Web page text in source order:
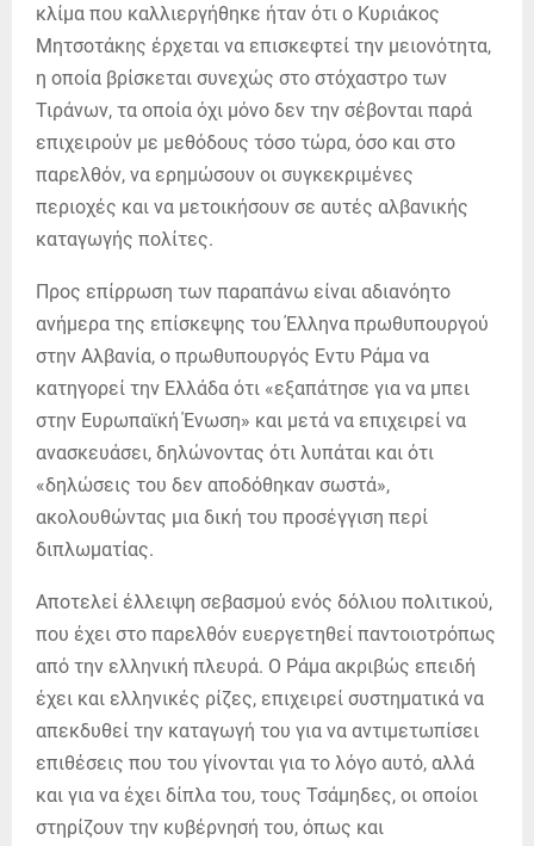
κλίμα που καλλιεργήθηκε ήταν ότι ο Κυριάκος
Μητσοτάκης έρχεται να επισκεφτεί την μειονότητα,
η οποία βρίσκεται συνεχώς στο στόχαστρο των
Τιράνων, τα οποία όχι μόνο δεν την σέβονται παρά
επιχειρούν με μεθόδους τόσο τώρα, όσο και στο
παρελθόν, να ερημώσουν οι συγκεκριμένες
περιοχές και να μετοικήσουν σε αυτές αλβανικής
καταγωγής πολίτες.
Προς επίρρωση των παραπάνω είναι αδιανόητο
ανήμερα της επίσκεψης του Έλληνα πρωθυπουργού
στην Αλβανία, ο πρωθυπουργός Εντυ Ράμα να
κατηγορεί την Ελλάδα ότι «εξαπάτησε για να μπει
στην Ευρωπαϊκή Ένωση» και μετά να επιχειρεί να
ανασκευάσει, δηλώνοντας ότι λυπάται και ότι
«δηλώσεις του δεν αποδόθηκαν σωστά»,
ακολουθώντας μια δική του προσέγγιση περί
διπλωματίας.
Αποτελεί έλλειψη σεβασμού ενός δόλιου πολιτικού,
που έχει στο παρελθόν ευεργετηθεί παντοιοτρόπως
από την ελληνική πλευρά. Ο Ράμα ακριβώς επειδή
έχει και ελληνικές ρίζες, επιχειρεί συστηματικά να
απεκδυθεί την καταγωγή του για να αντιμετωπίσει
επιθέσεις που του γίνονται για το λόγο αυτό, αλλά
και για να έχει δίπλα του, τους Τσάμηδες, οι οποίοι
στηρίζουν την κυβέρνησή του, όπως και